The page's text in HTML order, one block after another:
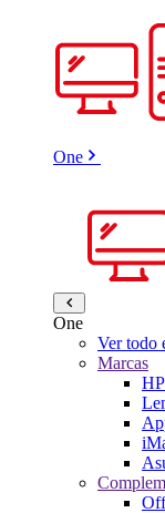
One
One
Ver todo
Marcas
HP